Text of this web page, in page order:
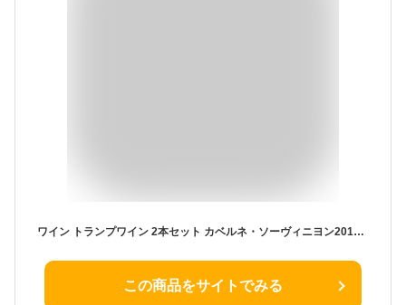
ワイン トランプワイン 2本セット カベルネ・ソーヴィニヨン2015×1本＆スパークリング2010×1本 飲み比べセット アメリカ バージニア ワインセット 葡萄酒 wine 限定 お祝い お返し お歳暮 ギフト のし ラッピング対応可
この商品をサイトでみる